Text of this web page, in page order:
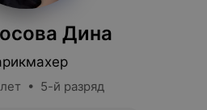
Дина
• 5-й разряд